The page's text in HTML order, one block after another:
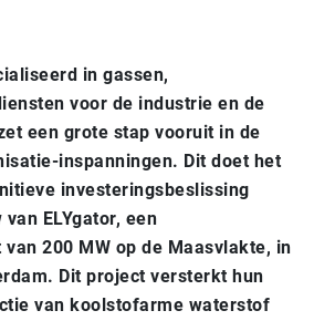
in gassen,
voor de industrie en de
een grote stap vooruit in de
inspanningen. Dit doet het
investeringsbeslissing
ELYgator, een
200 MW op de Maasvlakte, in
Dit project versterkt hun
van koolstofarme waterstof